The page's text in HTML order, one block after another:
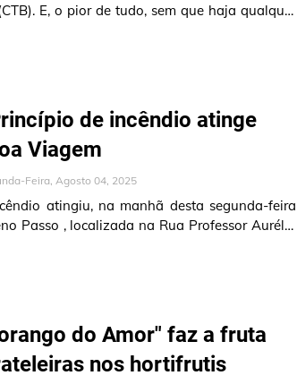
E, o pior de tudo, sem que haja qualquer
se…
de incêndio atinge
Viagem
Feira, Agosto 04, 2025
atingiu, na manhã desta segunda-feira
Passo , localizada na Rua Professor Aurélio
do Amor" faz a fruta
nos hortifrutis